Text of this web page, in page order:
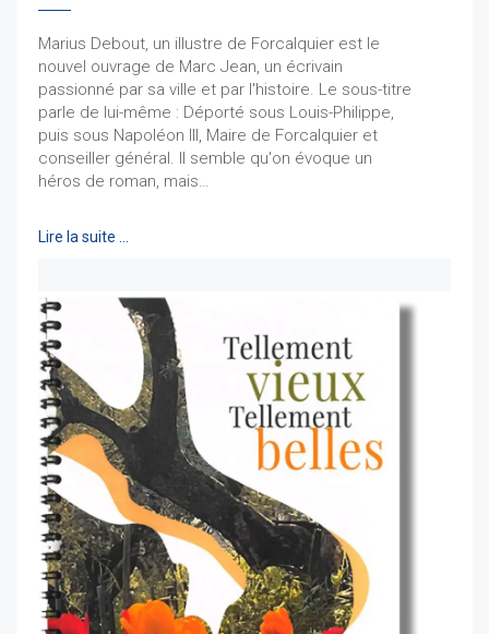
Marius Debout, un illustre de Forcalquier est le
nouvel ouvrage de Marc Jean, un écrivain
passionné par sa ville et par l'histoire. Le sous-titre
parle de lui-même : Déporté sous Louis-Philippe,
puis sous Napoléon III, Maire de Forcalquier et
conseiller général. Il semble qu'on évoque un
héros de roman, mais…
Lire la suite …